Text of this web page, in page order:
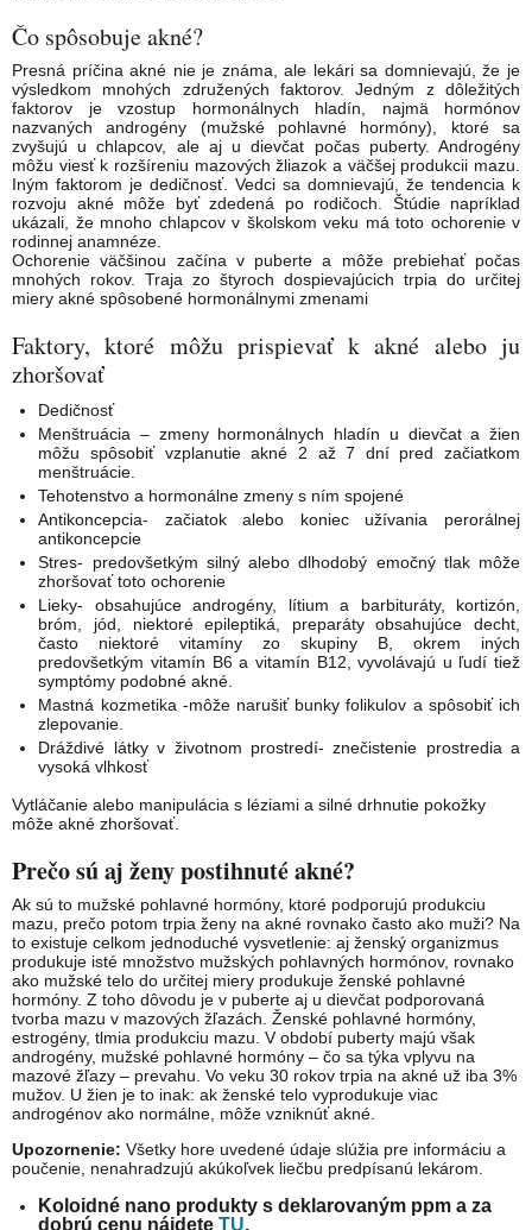
Čo spôsobuje akné?
Presná príčina akné nie je známa, ale lekári sa domnievajú, že je
výsledkom mnohých združených faktorov. Jedným z dôležitých
faktorov je vzostup hormonálnych hladín, najmä hormónov
nazvaných androgény (mužské pohlavné hormóny), ktoré sa
zvyšujú u chlapcov, ale aj u dievčat počas puberty. Androgény
môžu viesť k rozšíreniu mazových žliazok a väčšej produkcii mazu.
Iným faktorom je dedičnosť. Vedci sa domnievajú, že tendencia k
rozvoju akné môže byť zdedená po rodičoch. Štúdie napríklad
ukázali, že mnoho chlapcov v školskom veku má toto ochorenie v
rodinnej anamnéze.
Ochorenie väčšinou začína v puberte a môže prebiehať počas
mnohých rokov. Traja zo štyroch dospievajúcich trpia do určitej
miery akné spôsobené hormonálnymi zmenami
Faktory, ktoré môžu prispievať k akné alebo ju
zhoršovať
Dedičnosť
Menštruácia – zmeny hormonálnych hladín u dievčat a žien
môžu spôsobiť vzplanutie akné 2 až 7 dní pred začiatkom
menštruácie.
Tehotenstvo a hormonálne zmeny s ním spojené
Antikoncepcia- začiatok alebo koniec užívania perorálnej
antikoncepcie
Stres- predovšetkým silný alebo dlhodobý emočný tlak môže
zhoršovať toto ochorenie
Lieky- obsahujúce androgény, lítium a barbituráty, kortizón,
bróm, jód, niektoré epileptiká, preparáty obsahujúce decht,
často niektoré vitamíny zo skupiny B, okrem iných
predovšetkým vitamín B6 a vitamín B12, vyvolávajú u ľudí tiež
symptómy podobné akné.
Mastná kozmetika -môže narušiť bunky folikulov a spôsobiť ich
zlepovanie.
Dráždivé látky v životnom prostredí- znečistenie prostredia a
vysoká vlhkosť
Vytláčanie alebo manipulácia s léziami a silné drhnutie pokožky
môže akné zhoršovať.
Prečo sú aj ženy postihnuté akné?
Ak sú to mužské pohlavné hormóny, ktoré podporujú produkciu
mazu, prečo potom trpia ženy na akné rovnako často ako muži? Na
to existuje celkom jednoduché vysvetlenie: aj ženský organizmus
produkuje isté množstvo mužských pohlavných hormónov, rovnako
ako mužské telo do určitej miery produkuje ženské pohlavné
hormóny. Z toho dôvodu je v puberte aj u dievčat podporovaná
tvorba mazu v mazových žľazách. Ženské pohlavné hormóny,
estrogény, tlmia produkciu mazu. V období puberty majú však
androgény, mužské pohlavné hormóny – čo sa týka vplyvu na
mazové žľazy – prevahu. Vo veku 30 rokov trpia na akné už iba 3%
mužov. U žien je to inak: ak ženské telo vyprodukuje viac
androgénov ako normálne, môže vzniknúť akné.
Upozornenie: Všetky hore uvedené údaje slúžia pre informáciu a
poučenie, nenahradzujú akúkoľvek liečbu predpísanú lekárom.
Koloidné nano produkty s deklarovaným ppm a za
dobrú cenu nájdeteTU.